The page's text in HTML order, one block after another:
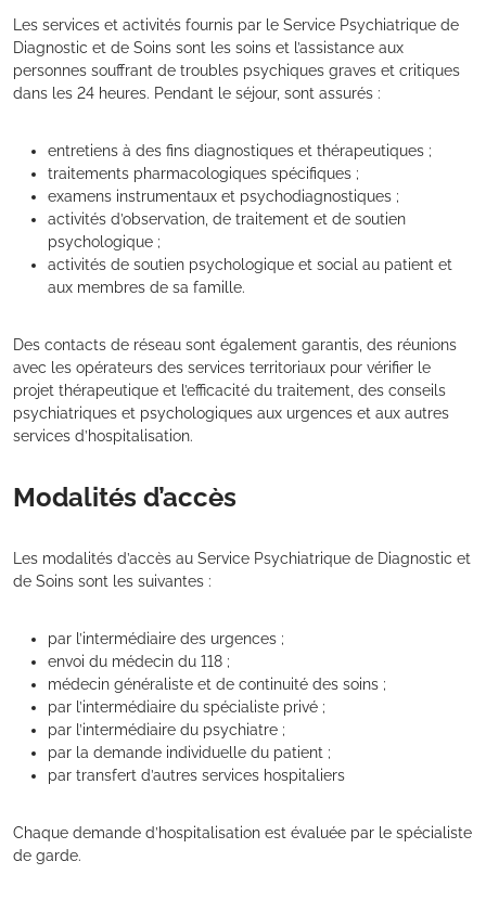
Les services et activités fournis par le Service Psychiatrique de
Diagnostic et de Soins sont les soins et l’assistance aux
personnes souffrant de troubles psychiques graves et critiques
dans les 24 heures. Pendant le séjour, sont assurés :
entretiens à des fins diagnostiques et thérapeutiques ;
traitements pharmacologiques spécifiques ;
examens instrumentaux et psychodiagnostiques ;
activités d’observation, de traitement et de soutien
psychologique ;
activités de soutien psychologique et social au patient et
aux membres de sa famille.
Des contacts de réseau sont également garantis, des réunions
avec les opérateurs des services territoriaux pour vérifier le
projet thérapeutique et l’efficacité du traitement, des conseils
psychiatriques et psychologiques aux urgences et aux autres
services d’hospitalisation.
Modalités d’accès
Les modalités d’accès au Service Psychiatrique de Diagnostic et
de Soins sont les suivantes :
par l’intermédiaire des urgences ;
envoi du médecin du 118 ;
médecin généraliste et de continuité des soins ;
par l’intermédiaire du spécialiste privé ;
par l’intermédiaire du psychiatre ;
par la demande individuelle du patient ;
par transfert d’autres services hospitaliers
Chaque demande d’hospitalisation est évaluée par le spécialiste
de garde.